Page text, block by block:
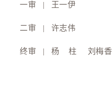
一审 | 王一伊
二审 | 许志伟
终审 | 杨 柱 刘梅香